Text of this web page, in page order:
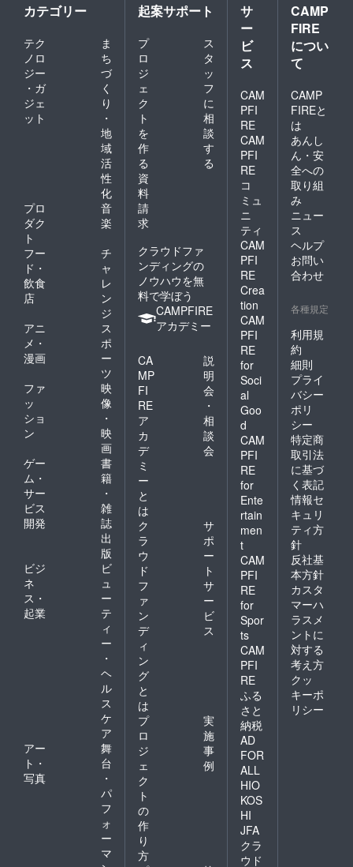
カテゴリー
テク
ノロ
ジー
・ガ
ジェ
ット
ま
ち
づ
く
り
・
地
域
活
性
化
プロ
ダク
ト
音
楽
フー
ド・
飲食
店
チ
ャ
レ
ン
ジ
アニ
メ・
漫画
ス
ポ
ー
ツ
ファ
ッ
ショ
ン
映
像
・
映
画
ゲー
ム・
サー
ビス
開発
書
籍
・
雑
誌
出
版
ビジ
ネ
ス・
起業
ビ
ュ
ー
テ
ィ
ー
・
ヘ
ル
ス
ケ
ア
アー
ト・
写真
舞
台
・
パ
フ
ォ
ー
マ
起案サポート
プ
ロ
ジ
ェ
ク
ト
を
作
る
ス
タ
ッ
フ
に
相
談
す
る
資
料
請
求
クラウドファ
ンディングの
ノウハウを無
料で学ぼう
CAMPFIRE
アカデミー
CA
MP
FI
RE
ア
カ
デ
ミ
ー
と
は
説
明
会
・
相
談
会
ク
ラ
ウ
ド
フ
ァ
ン
デ
ィ
ン
グ
と
は
サ
ポ
ー
ト
サ
ー
ビ
ス
プ
ロ
ジ
ェ
ク
ト
の
作
り
方
実
施
事
例
サ
ー
ビ
ス
CAM
PFI
RE
CAM
PFI
RE
コ
ミュ
ニ
ティ
CAM
PFI
RE
Crea
tion
CAM
PFI
RE
for
Soci
al
Goo
d
CAM
PFI
RE
for
Ente
rtain
men
t
CAM
PFI
RE
for
Spor
ts
CAM
PFI
RE
ふる
さと
納税
AD
FOR
ALL
HIO
KOS
HI
JFA
クラ
ウド
CAMP
FIRE
につい
て
CAMP
FIREと
は
あんし
ん・安
全への
取り組
み
ニュー
ス
ヘルプ
お問い
合わせ
各種規定
利用規
約
細則
プライ
バシー
ポリ
シー
特定商
取引法
に基づ
く表記
情報セ
キュリ
ティ方
針
反社基
本方針
カスタ
マーハ
ラスメ
ントに
対する
考え方
クッ
キーポ
リシー